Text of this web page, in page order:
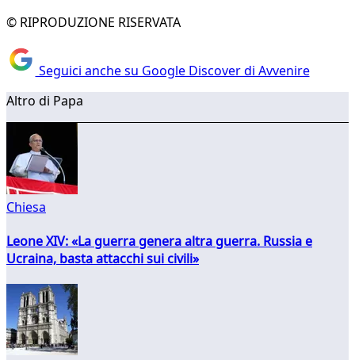
© RIPRODUZIONE RISERVATA
Seguici anche su Google Discover di Avvenire
Altro di Papa
Chiesa
Leone XIV: «La guerra genera altra guerra. Russia e
Ucraina, basta attacchi sui civili»